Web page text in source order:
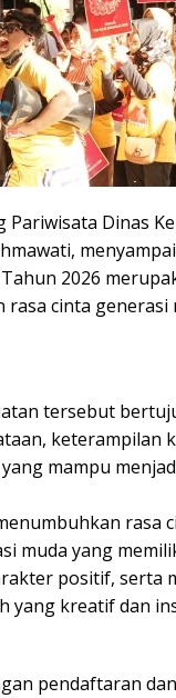
Pariwisata Dinas
2026
cinta
tersebut
mampu
rasa
muda yang
positif, serta
yang kreatif dan
pendaftaran